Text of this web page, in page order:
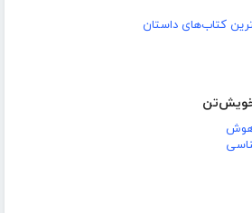
کتاب‌های داستان
خویش‌تن